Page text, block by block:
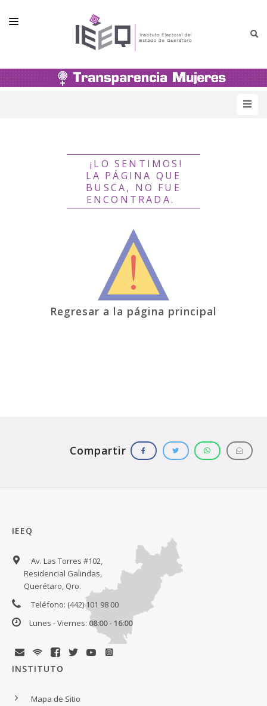
PRESENTACIÓN
ACTIVIDADES Y CAPACITACIÓN
¡LO SENTIMOS!
LA PÁGINA QUE
BUSCA, NO FUE
ENCONTRADA.
Regresar a la página principal
IEEQ
Av. Las Torres #102,
Residencial Galindas,
Querétaro, Qro.
Teléfono: (442) 101 98 00
Lunes - Viernes: 08:00 - 16:00
INSTITUTO
Mapa de Sitio